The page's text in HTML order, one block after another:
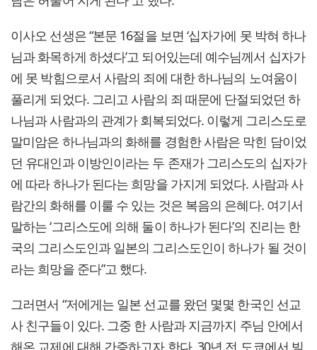
이사오 선생은 “본문 16절을 보면 ‘십자가에 못 박혀 하나
님과 화목하게 하셨다’고 되어있는데 예수님께서 십자가
에 못 박힘으로서 사람의 죄에 대한 하나님의 노여움이
풀리게 되었다. 그리고 사람의 죄 때문에 단절되었던 하
나님과 사람과의 관계가 회복되었다. 이렇게 그리스도로
말미암은 하나님과의 화해를 경험한 사람은 막힌 담이었
던 유대인과 이방인이라는 두 존재가 그리스도의 십자가
에 따라 하나가 된다는 희망을 가지게 되었다. 사람과 사
람간의 화해를 이룰 수 있는 것은 복음의 은혜다. 여기서
말하는 ‘그리스도에 의해 둘이 하나가 된다’의 진리는 한
국의 그리스도인과 일본의 그리스도인이 하나가 될 것이
라는 희망을 준다”고 했다.
그러면서 “저에게는 일본 선교를 왔던 몇몇 한국인 선교
사 친구들이 있다. 그중 한 사람과 지금까지 주님 안에서